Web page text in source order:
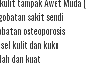
tampak Awet Muda
sakit sendi
osteoporosis
kulit dan kuku
dan kuat